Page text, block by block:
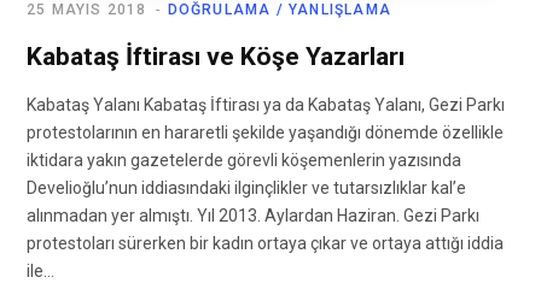
DOĞRULAMA / YANLIŞLAMA
25 MAYIS 2018
Kabataş İftirası ve Köşe Yazarları
Kabataş Yalanı Kabataş İftirası ya da Kabataş Yalanı, Gezi Parkı
protestolarının en hararetli şekilde yaşandığı dönemde özellikle
iktidara yakın gazetelerde görevli köşemenlerin yazısında
Develioğlu’nun iddiasındaki ilginçlikler ve tutarsızlıklar kal’e
alınmadan yer almıştı. Yıl 2013. Aylardan Haziran. Gezi Parkı
protestoları sürerken bir kadın ortaya çıkar ve ortaya attığı iddia
ile…